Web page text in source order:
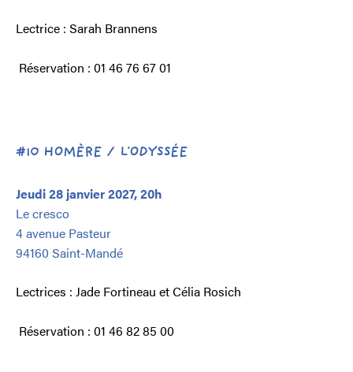
Lectrice : Sarah Brannens
Réservation : 01 46 76 67 01
#10 HOMÈRE / L'ODYSSÉE
Jeudi 28 janvier 2027, 20h
Le cresco
4 avenue Pasteur
94160 Saint-Mandé
Lectrices : Jade Fortineau et Célia Rosich
Réservation : 01 46 82 85 00